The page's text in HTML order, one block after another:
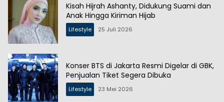
Kisah Hijrah Ashanty, Didukung Suami dan
Anak Hingga Kiriman Hijab
Lifestyle 25 Juli 2026
Konser BTS di Jakarta Resmi Digelar di GBK,
Penjualan Tiket Segera Dibuka
Lifestyle 23 Mei 2026